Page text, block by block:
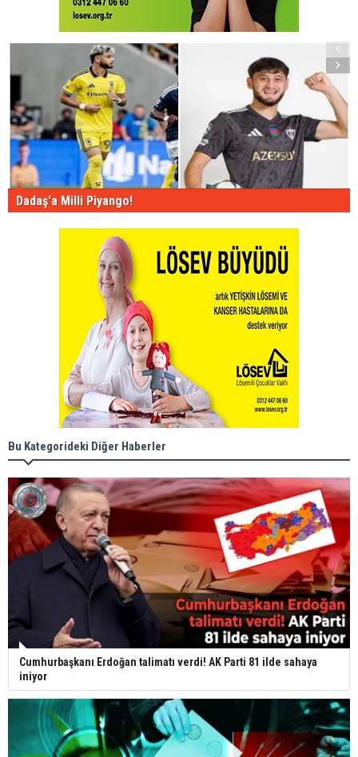
Dadaş'a Milli Piyango!
Bu Kategorideki Diğer Haberler
Cumhurbaşkanı Erdoğan talimatı verdi! AK Parti 81 ilde sahaya
iniyor